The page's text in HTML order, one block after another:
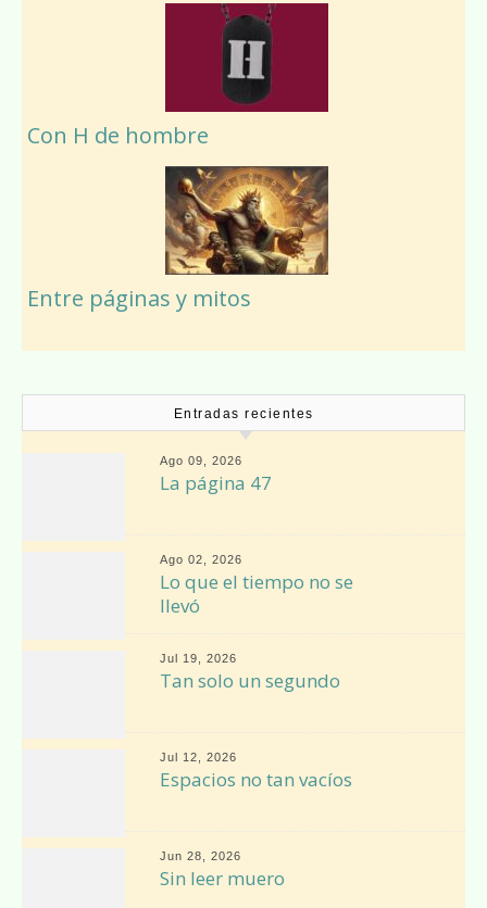
Con H de hombre
Entre páginas y mitos
Entradas recientes
Ago 09, 2026
La página 47
Ago 02, 2026
Lo que el tiempo no se
llevó
Jul 19, 2026
Tan solo un segundo
Jul 12, 2026
Espacios no tan vacíos
Jun 28, 2026
Sin leer muero